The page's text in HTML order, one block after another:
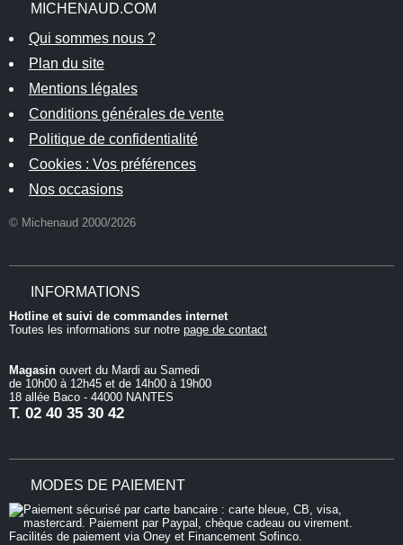
MICHENAUD.COM
Qui sommes nous ?
Plan du site
Mentions légales
Conditions générales de vente
Politique de confidentialité
Cookies : Vos préférences
Nos occasions
© Michenaud 2000/2026
INFORMATIONS
Hotline et suivi de commandes internet
Toutes les informations sur notre page de contact
Magasin ouvert du Mardi au Samedi
de 10h00 à 12h45 et de 14h00 à 19h00
18 allée Baco - 44000 NANTES
T. 02 40 35 30 42
MODES DE PAIEMENT